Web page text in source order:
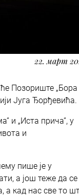
22. март
Позориште „Бора
Југа Ђорђевића.
и „Иста прича”, у
и
пише је у
а још теже да се
а кад нас све то